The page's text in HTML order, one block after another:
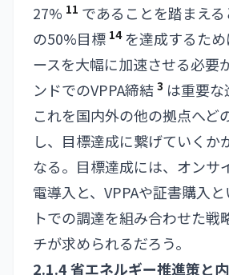
27% 11 であることを踏まえ
の50%目標 14を達成するた
ースを大幅に加速させる必要
ンドでのVPPA締結 3 は重要な
これを国内外の他の拠点へど
し、目標達成に繋げていくか
なる。目標達成には、オンサ
電導入と、VPPAや証書購入
トでの調達を組み合わせた戦
チが求められるだろう。
2.1.4 省エネルギー推進策と